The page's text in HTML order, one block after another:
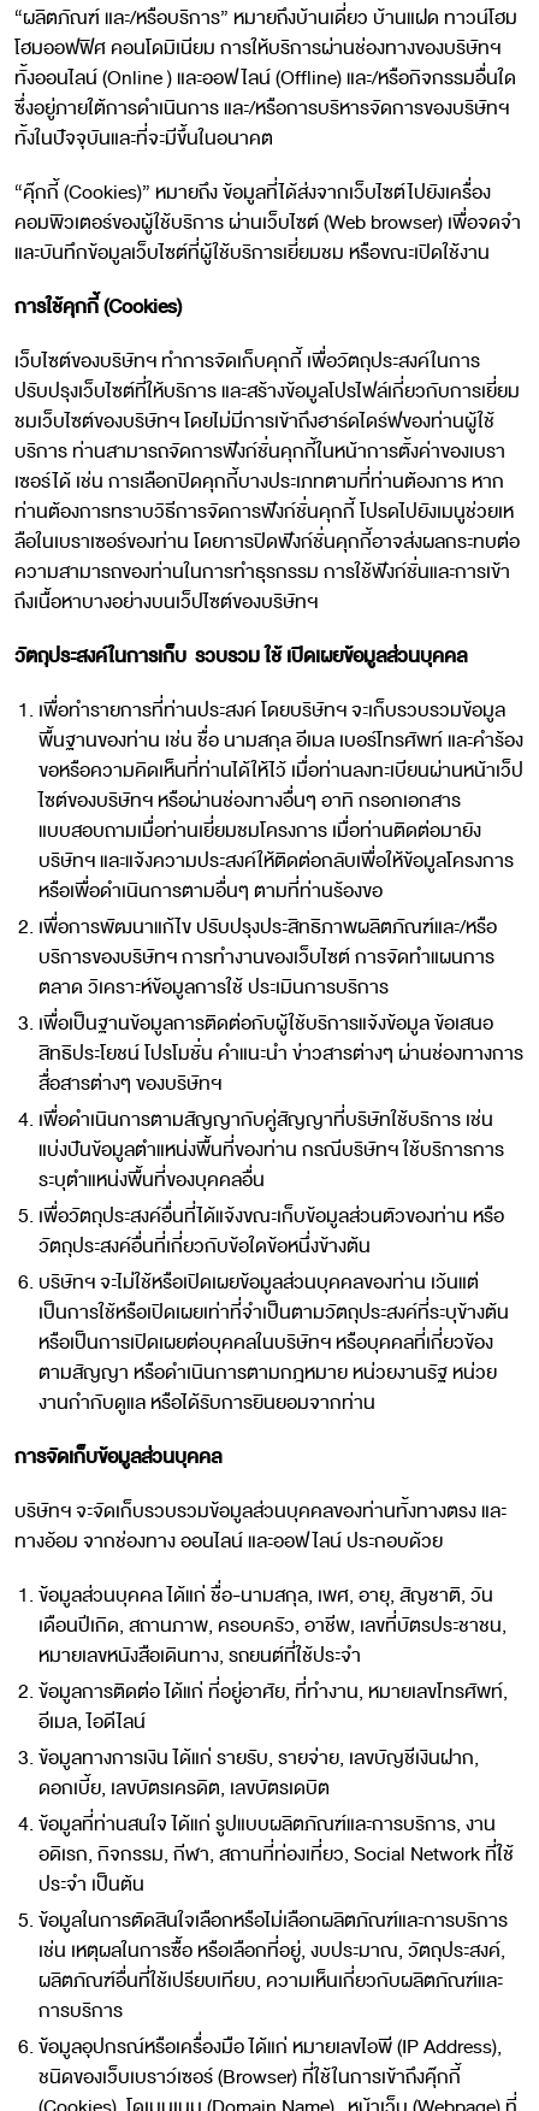
“ผลิตภัณฑ์ และ/หรือบริการ” หมายถึงบ้านเดี่ยว บ้านแฝด ทาวน์โฮม
โฮมออฟฟิศ คอนโดมิเนียม การให้บริการผ่านช่องทางของบริษัทฯ
ทั้งออนไลน์ (Online ) และออฟไลน์ (Offline) และ/หรือกิจกรรมอื่นใด
ซึ่งอยู่ภายใต้การดำเนินการ และ/หรือการบริหารจัดการของบริษัทฯ
ทั้งในปัจจุบันและที่จะมีขึ้นในอนาคต
“คุ๊กกี้ (Cookies)” หมายถึง ข้อมูลที่ได้ส่งจากเว็บไซต์ไปยังเครื่อง
คอมพิวเตอร์ของผู้ใช้บริการ ผ่านเว็บไซต์ (Web browser) เพื่อจดจำ
และบันทึกข้อมูลเว็บไซต์ที่ผู้ใช้บริการเยี่ยมชม หรือขณะเปิดใช้งาน
การใช้คุกกี้(Cookies)
เว็บไซต์ของบริษัทฯ ทำการจัดเก็บคุกกี้ เพื่อวัตถุประสงค์ในการ
ปรับปรุงเว็บไซต์ที่ให้บริการ และสร้างข้อมูลโปรไฟล์เกี่ยวกับการเยี่ยม
ชมเว็บไซต์ของบริษัทฯ โดยไม่มีการเข้าถึงฮาร์ดไดร์ฟของท่านผู้ใช้
บริการ ท่านสามารถจัดการฟังก์ชั่นคุกกี้ในหน้าการตั้งค่าของเบรา
เซอร์ได้ เช่น การเลือกปิดคุกกี้บางประเภทตามที่ท่านต้องการ หาก
ท่านต้องการทราบวิธีการจัดการฟังก์ชั่นคุกกี้ โปรดไปยังเมนูช่วยเห
ลือในเบราเซอร์ของท่าน โดยการปิดฟังก์ชั่นคุกกี้อาจส่งผลกระทบต่อ
ความสามารถของท่านในการทำธุรกรรม การใช้ฟังก์ชั่นและการเข้า
ถึงเนื้อหาบางอย่างบนเว็ปไซต์ของบริษัทฯ
วัตถุประสงค์ในการเก็บ รวบรวม ใช้ เปิดเผยข้อมูลส่วนบุคคล
เพื่อทำรายการที่ท่านประสงค์ โดยบริษัทฯ จะเก็บรวบรวมข้อมูล
พื้นฐานของท่าน เช่น ชื่อ นามสกุล อีเมล เบอร์โทรศัพท์ และคำร้อง
ขอหรือความคิดเห็นที่ท่านได้ให้ไว้ เมื่อท่านลงทะเบียนผ่านหน้าเว็ป
ไซต์ของบริษัทฯ หรือผ่านช่องทางอื่นๆ อาทิ กรอกเอกสาร
แบบสอบถามเมื่อท่านเยี่ยมชมโครงการ เมื่อท่านติดต่อมายัง
บริษัทฯ และแจ้งความประสงค์ให้ติดต่อกลับเพื่อให้ข้อมูลโครงการ
หรือเพื่อดำเนินการตามอื่นๆ ตามที่ท่านร้องขอ
เพื่อการพัฒนาแก้ไข ปรับปรุงประสิทธิภาพผลิตภัณฑ์และ/หรือ
บริการของบริษัทฯ การทำงานของเว็บไซต์ การจัดทำแผนการ
ตลาด วิเคราะห์ข้อมูลการใช้ ประเมินการบริการ
เพื่อเป็นฐานข้อมูลการติดต่อกับผู้ใช้บริการแจ้งข้อมูล ข้อเสนอ
สิทธิประโยชน์ โปรโมชั่น คำแนะนำ ข่าวสารต่างๆ ผ่านช่องทางการ
สื่อสารต่างๆ ของบริษัทฯ
เพื่อดำเนินการตามสัญญากับคู่สัญญาที่บริษัทใช้บริการ เช่น
แบ่งปันข้อมูลตำแหน่งพื้นที่ของท่าน กรณีบริษัทฯ ใช้บริการการ
ระบุตำแหน่งพื้นที่ของบุคคลอื่น
เพื่อวัตถุประสงค์อื่นที่ได้แจ้งขณะเก็บข้อมูลส่วนตัวของท่าน หรือ
วัตถุประสงค์อื่นที่เกี่ยวกับข้อใดข้อหนึ่งข้างต้น
บริษัทฯ จะไม่ใช้หรือเปิดเผยข้อมูลส่วนบุคคลของท่าน เว้นแต่
เป็นการใช้หรือเปิดเผยเท่าที่จำเป็นตามวัตถุประสงค์ที่ระบุข้างต้น
หรือเป็นการเปิดเผยต่อบุคคลในบริษัทฯ หรือบุคคลที่เกี่ยวข้อง
ตามสัญญา หรือดำเนินการตามกฎหมาย หน่วยงานรัฐ หน่วย
งานกำกับดูแล หรือได้รับการยินยอมจากท่าน
การจัดเก็บข้อมูลส่วนบุคคล
บริษัทฯ จะจัดเก็บรวบรวมข้อมูลส่วนบุคคลของท่านทั้งทางตรง และ
ทางอ้อม จากช่องทาง ออนไลน์ และออฟไลน์ ประกอบด้วย
ข้อมูลส่วนบุคคล ได้แก่ ชื่อ-นามสกุล, เพศ, อายุ, สัญชาติ, วัน
เดือนปีเกิด, สถานภาพ, ครอบครัว, อาชีพ, เลขที่บัตรประชาชน,
หมายเลขหนังสือเดินทาง, รถยนต์ที่ใช้ประจำ
ข้อมูลการติดต่อ ได้แก่ ที่อยู่อาศัย, ที่ทำงาน, หมายเลขโทรศัพท์,
อีเมล, ไอดีไลน์
ข้อมูลทางการเงิน ได้แก่ รายรับ, รายจ่าย, เลขบัญชีเงินฝาก,
ดอกเบี้ย, เลขบัตรเครดิต, เลขบัตรเดบิต
ข้อมูลที่ท่านสนใจ ได้แก่ รูปแบบผลิตภัณฑ์และการบริการ, งาน
อดิเรก, กิจกรรม, กีฬา, สถานที่ท่องเที่ยว, Social Network ที่ใช้
ประจำ เป็นต้น
ข้อมูลในการตัดสินใจเลือกหรือไม่เลือกผลิตภัณฑ์และการบริการ
เช่น เหตุผลในการซื้อ หรือเลือกที่อยู่, งบประมาณ, วัตถุประสงค์,
ผลิตภัณฑ์อื่นที่ใช้เปรียบเทียบ, ความเห็นเกี่ยวกับผลิตภัณฑ์และ
การบริการ
ข้อมูลอุปกรณ์หรือเครื่องมือ ได้แก่ หมายเลขไอพี (IP Address),
ชนิดของเว็บเบราว์เซอร์ (Browser) ที่ใช้ในการเข้าถึงคุ๊กกี้